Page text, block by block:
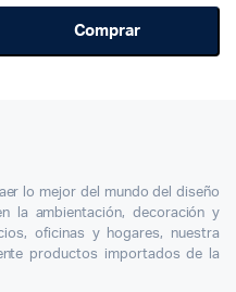
Comprar
lo mejor del mundo del diseño
la ambientación, decoración y
oficinas y hogares, nuestra
productos importados de la